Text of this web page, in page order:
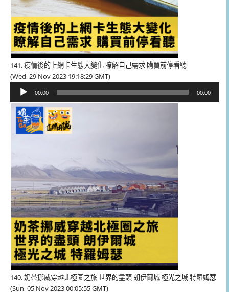
141. 疫情後的上網卡生態大變化 瞭解自己需求 購買前停看聽
(Wed, 29 Nov 2023 19:18:29 GMT)
播
器
00:00 00:00
140. 奶茶挪威穿越北極圈之旅 世界的盡頭 朗伊爾城 極光之城 特羅姆瑟
(Sun, 05 Nov 2023 00:05:55 GMT)